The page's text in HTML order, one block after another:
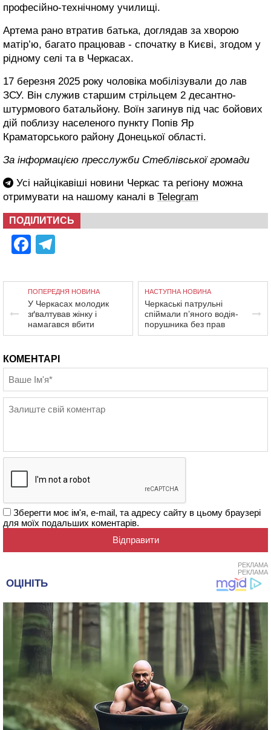
професійно-технічному училищі.
Артема рано втратив батька, доглядав за хворою
матір’ю, багато працював - спочатку в Києві, згодом у
рідному селі та в Черкасах.
17 березня 2025 року чоловіка мобілізували до лав
ЗСУ. Він служив старшим стрільцем 2 десантно-
штурмового батальйону. Воїн загинув під час бойових
дій поблизу населеного пункту Попів Яр
Краматорського району Донецької області.
За інформацією пресслужби Стеблівської громади
Усі найцікавіші новини Черкас та регіону можна
отримувати на нашому каналі в Telegram
ПОДІЛИТИСЬ
Facebook
ПОПЕРЕДНЯ НОВИНА
У Черкасах молодик
зґвалтував жінку і
намагався вбити
НАСТУПНА НОВИНА
Черкаські патрульні
спіймали п’яного водія-
порушника без прав
КОМЕНТАРІ
Зберегти моє ім'я, e-mail, та адресу сайту в цьому браузері
для моїх подальших коментарів.
РЕКЛАМА
РЕКЛАМА